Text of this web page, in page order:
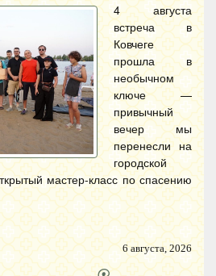
4 августа
встреча в
Ковчеге
прошла в
необычном
ключе —
привычный
вечер мы
перенесли на
городской
мастер-класс по спасению
6 августа, 2026